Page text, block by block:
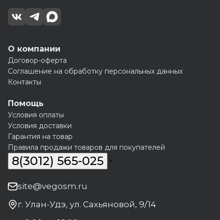
О компании
Договор-оферта
Соглашение на обработку персональных данных
Контакты
Помощь
Условия оплаты
Условия доставки
Гарантия на товар
Правила продажи товаров для покупателей
8(3012) 565-025
site@vegosm.ru
г. Улан-Удэ, ул. Сахьяновой, 9/14